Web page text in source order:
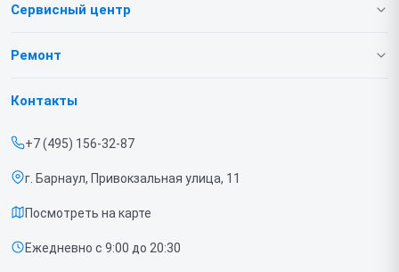
Сервисный центр
О нашем сервисе
Срочный ремонт
Доставка и способы оплаты
Диагностика
Контакты
Ремонт
Игровых приставок
Контакты
+7 (495) 156-32-87
г. Барнаул, Привокзальная улица, 11
Посмотреть на карте
Ежедневно с 9:00 до 20:30